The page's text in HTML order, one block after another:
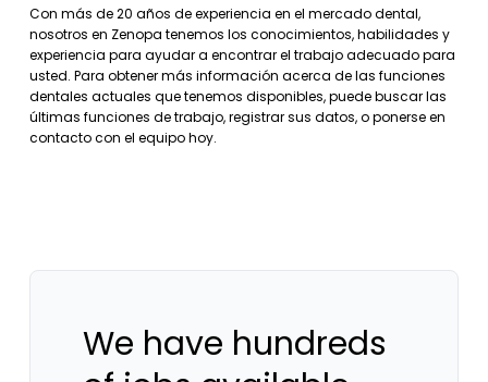
Con más de 20 años de experiencia en el mercado dental,
nosotros en Zenopa tenemos los conocimientos, habilidades y
experiencia para ayudar a encontrar el trabajo adecuado para
usted. Para obtener más información acerca de las funciones
dentales actuales que tenemos disponibles, puede buscar las
últimas funciones de trabajo, registrar sus datos, o ponerse en
contacto con el equipo hoy.
We have hundreds